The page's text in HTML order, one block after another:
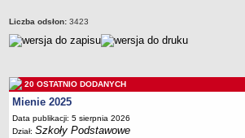
Majątek
Godziny dyżurów
Zarządzenia
Kontrole
Rejestry, ewidencje, archiwa
Liczba odsłon: 3423
20 OSTATNIO DODANYCH
Mienie 2025
Data publikacji: 5 sierpnia 2026
Dział:Szkoły Podstawowe